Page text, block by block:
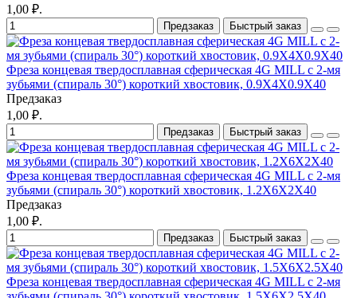
1,00 ₽.
Предзаказ Быстрый заказ
Фреза концевая твердосплавная сферическая 4G MILL с 2-мя
зубьями (спираль 30°) короткий хвостовик, 0.9X4X0.9X40
Предзаказ
1,00 ₽.
Предзаказ Быстрый заказ
Фреза концевая твердосплавная сферическая 4G MILL с 2-мя
зубьями (спираль 30°) короткий хвостовик, 1.2X6X2X40
Предзаказ
1,00 ₽.
Предзаказ Быстрый заказ
Фреза концевая твердосплавная сферическая 4G MILL с 2-мя